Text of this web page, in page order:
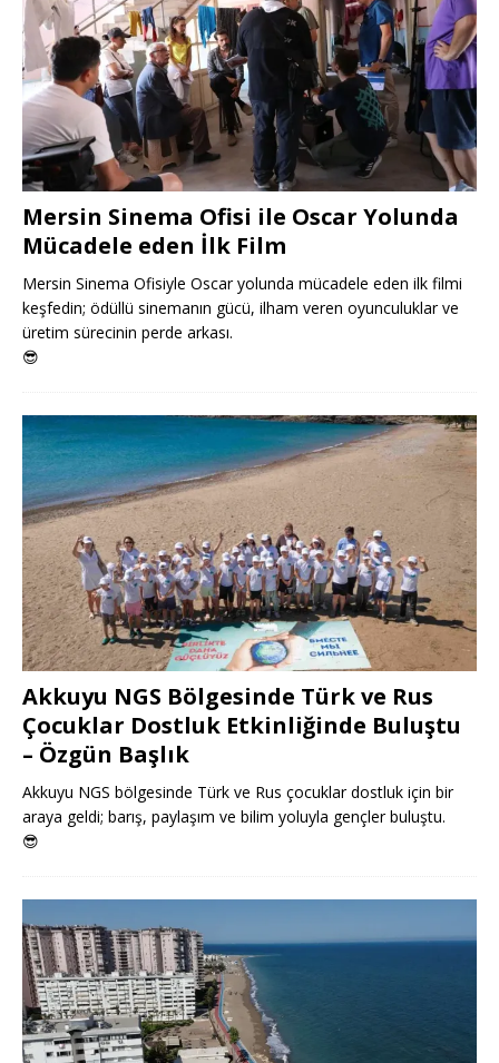
Mersin Sinema Ofisi ile Oscar Yolunda
Mücadele eden İlk Film
Mersin Sinema Ofisiyle Oscar yolunda mücadele eden ilk filmi
keşfedin; ödüllü sinemanın gücü, ilham veren oyunculuklar ve
üretim sürecinin perde arkası.
😎
Akkuyu NGS Bölgesinde Türk ve Rus
Çocuklar Dostluk Etkinliğinde Buluştu
– Özgün Başlık
Akkuyu NGS bölgesinde Türk ve Rus çocuklar dostluk için bir
araya geldi; barış, paylaşım ve bilim yoluyla gençler buluştu.
😎